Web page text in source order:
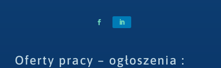
Oferty pracy – ogłoszenia :